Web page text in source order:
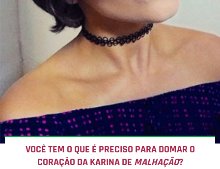
VOCÊ TEM O QUE É PRECISO PARA DOMAR O
CORAÇÃO DA KARINA DE MALHAÇÃO?